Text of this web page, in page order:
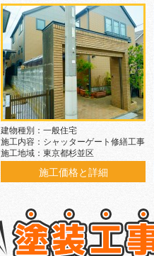
建物種別：一般住宅
施工内容：シャッターゲート修繕工事
施工地域：東京都杉並区
施工価格と詳細